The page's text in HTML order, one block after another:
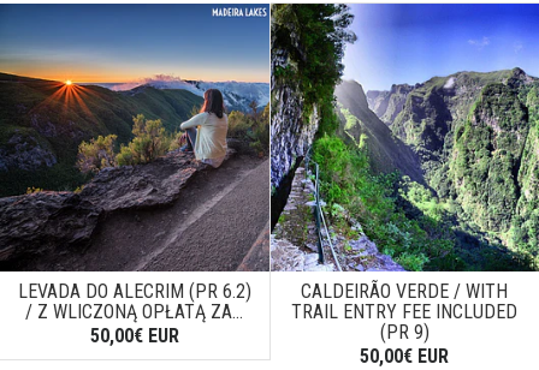
LEVADA DO ALECRIM (PR 6.2)
/ Z WLICZONĄ OPŁATĄ ZA...
50,00€ EUR
CALDEIRÃO VERDE / WITH
TRAIL ENTRY FEE INCLUDED
(PR 9)
50,00€ EUR